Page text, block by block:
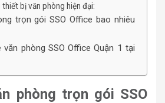
thiết bị văn phòng hiện đại:
trọn gói SSO Office bao nhiêu
phòng SSO Office Quận 1 tại
phòng trọn gói SSO